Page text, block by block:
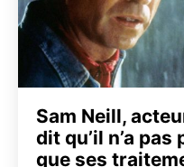
Sam Neill,
dit qu’il n’a
que ses